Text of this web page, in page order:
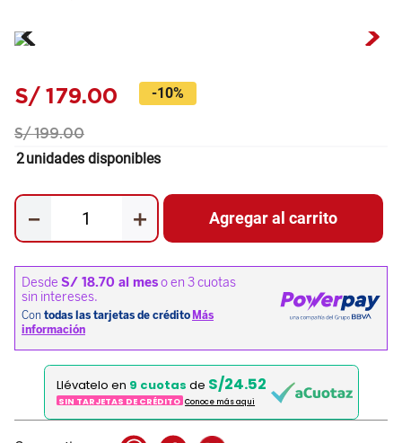
S/ 179.00 -10%
S/ 199.00
2unidades disponibles
＋
－ Agregar al carrito
Llévatelo en 9 cuotas de S/24.52
SIN TARJETAS DE CRÉDITO Conoce más aqui